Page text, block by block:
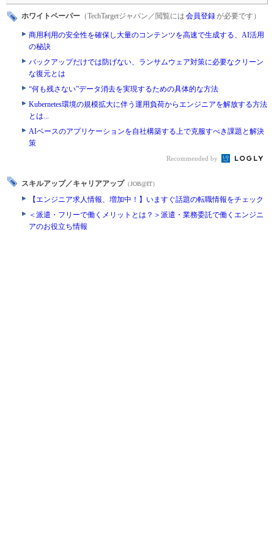
ホワイトペーパー （TechTargetジャパン／閲覧には 会員登録が必要です）
商用利用の安全性を確保し大量のコンテンツを高速で生成する、AI活用
の秘訣
バックアップだけでは防げない、ランサムウェア対策に必要なクリーン
な復元とは
“何も残さない”データ消去を実現するための具体的な方法
Kubernetes環境の規模拡大に伴う運用負荷からエンジニアを解放する方法
とは...
AIベースのアプリケーションを自社構築する上で克服すべき課題と解決
策
Recommended by
スキルアップ／キャリアアップ （JOB@IT）
【エンジニア求人情報、増加中！】いますぐ話題の転職情報をチェック
＜派遣・フリーで働くメリットとは？＞派遣・業務委託で働くエンジニ
アのお役立ち情報